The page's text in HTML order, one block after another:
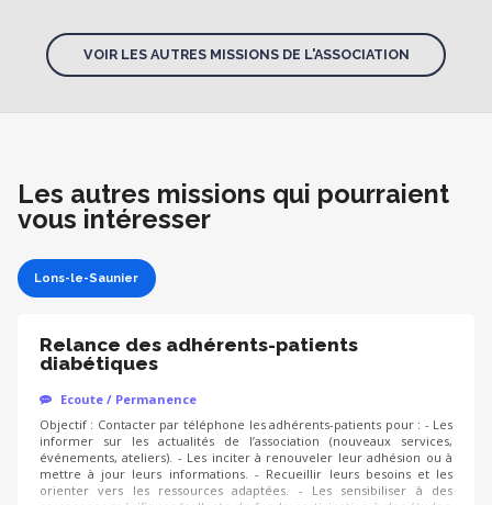
VOIR LES AUTRES MISSIONS DE L'ASSOCIATION
Les autres missions qui pourraient
vous intéresser
Lons-le-Saunier
Relance des adhérents-patients
diabétiques
Ecoute / Permanence
Objectif : Contacter par téléphone les adhérents-patients pour : - Les
informer sur les actualités de l’association (nouveaux services,
événements, ateliers). - Les inciter à renouveler leur adhésion ou à
mettre à jour leurs informations. - Recueillir leurs besoins et les
orienter vers les ressources adaptées. - Les sensibiliser à des